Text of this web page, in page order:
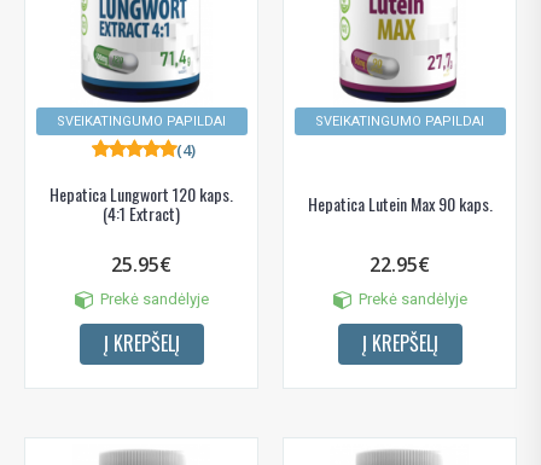
SVEIKATINGUMO PAPILDAI
Hepatica Lungwort 120 kaps.
(4:1 Extract)
(4)
25.95€
Prekė sandėlyje
Į KREPŠELĮ
SVEIKATINGUMO PAPILDAI
Hepatica Lutein Max 90 kaps.
22.95€
Prekė sandėlyje
Į KREPŠELĮ